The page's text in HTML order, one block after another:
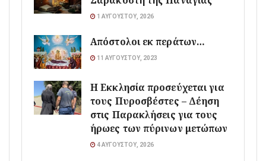
1 ΑΥΓΟΎΣΤΟΥ, 2026
Απόστολοι εκ περάτων…
11 ΑΥΓΟΎΣΤΟΥ, 2023
Η Εκκλησία προσεύχεται για
τους Πυροσβέστες – Δέηση
στις Παρακλήσεις για τους
ήρωες των πύρινων μετώπων
4 ΑΥΓΟΎΣΤΟΥ, 2026